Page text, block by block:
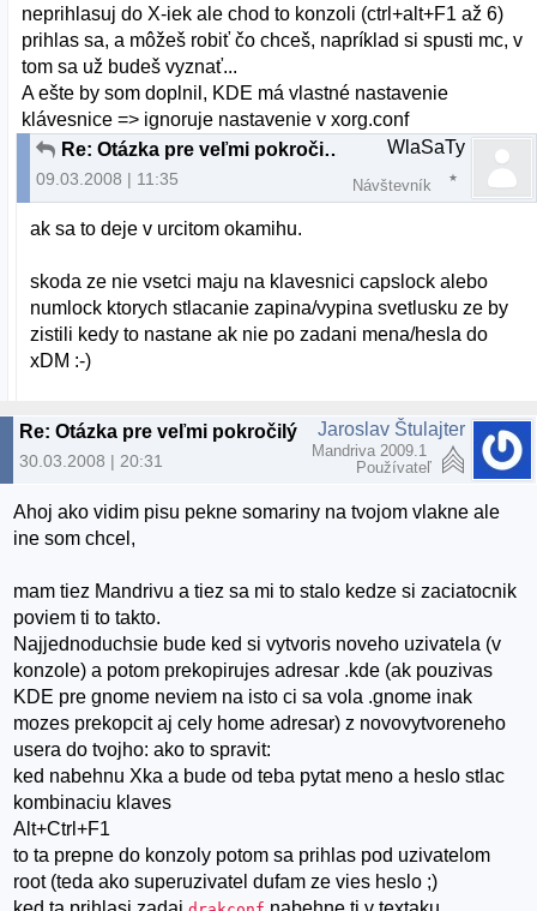
neprihlasuj do X-iek ale chod to konzoli (ctrl+alt+F1 až 6)
prihlas sa, a môžeš robiť čo chceš, napríklad si spusti mc, v
tom sa už budeš vyznať...
A ešte by som doplnil, KDE má vlastné nastavenie
klávesnice => ignoruje nastavenie v xorg.conf
Re: Otázka pre veľmi pokročilých až profesionálov
09.03.2008 | 11:35
WlaSaTy
Návštevník
ak sa to deje v urcitom okamihu.
skoda ze nie vsetci maju na klavesnici capslock alebo
numlock ktorych stlacanie zapina/vypina svetlusku ze by
zistili kedy to nastane ak nie po zadani mena/hesla do
xDM :-)
30.03.2008 | 20:31
Jaroslav Štulajter
Mandriva 2009.1
Používateľ
Ahoj ako vidim pisu pekne somariny na tvojom vlakne ale
ine som chcel,
mam tiez Mandrivu a tiez sa mi to stalo kedze si zaciatocnik
poviem ti to takto.
Najjednoduchsie bude ked si vytvoris noveho uzivatela (v
konzole) a potom prekopirujes adresar .kde (ak pouzivas
KDE pre gnome neviem na isto ci sa vola .gnome inak
mozes prekopcit aj cely home adresar) z novovytvoreneho
usera do tvojho: ako to spravit:
ked nabehnu Xka a bude od teba pytat meno a heslo stlac
kombinaciu klaves
Alt+Ctrl+F1
to ta prepne do konzoly potom sa prihlas pod uzivatelom
root (teda ako superuzivatel dufam ze vies heslo ;)